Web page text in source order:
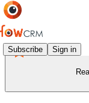
Subscribe Sign in